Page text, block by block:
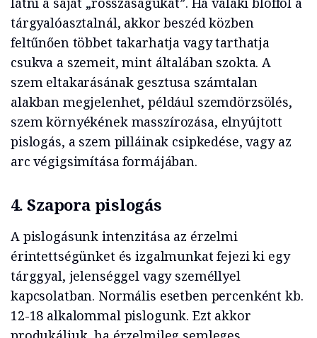
tárgyalóasztalnál, akkor beszéd közben
feltűnően többet takarhatja vagy tarthatja
csukva a szemeit, mint általában szokta. A
szem eltakarásának gesztusa számtalan
alakban megjelenhet, például szemdörzsölés,
szem környékének masszírozása, elnyújtott
pislogás, a szem pilláinak csipkedése, vagy az
arc végigsimítása formájában.
4. Szapora pislogás
A pislogásunk intenzitása az érzelmi
érintettségünket és izgalmunkat fejezi ki egy
tárggyal, jelenséggel vagy személlyel
kapcsolatban. Normális esetben percenként kb.
12-18 alkalommal pislogunk. Ezt akkor